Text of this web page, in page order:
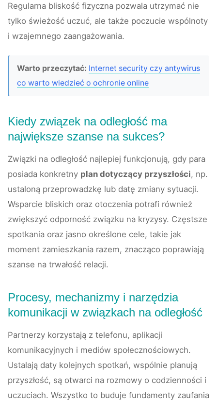
Regularna bliskość fizyczna pozwala utrzymać nie
tylko świeżość uczuć, ale także poczucie wspólnoty
i wzajemnego zaangażowania.
Warto przeczytać: Internet security czy antywirus
co warto wiedzieć o ochronie online
Kiedy związek na odległość ma
największe szanse na sukces?
Związki na odległość najlepiej funkcjonują, gdy para
posiada konkretny plan dotyczący przyszłości, np.
ustaloną przeprowadzkę lub datę zmiany sytuacji.
Wsparcie bliskich oraz otoczenia potrafi również
zwiększyć odporność związku na kryzysy. Częstsze
spotkania oraz jasno określone cele, takie jak
moment zamieszkania razem, znacząco poprawiają
szanse na trwałość relacji.
Procesy, mechanizmy i narzędzia
komunikacji w związkach na odległość
Partnerzy korzystają z telefonu, aplikacji
komunikacyjnych i mediów społecznościowych.
Ustalają daty kolejnych spotkań, wspólnie planują
przyszłość, są otwarci na rozmowy o codzienności i
uczuciach. Wszystko to buduje fundamenty zaufania